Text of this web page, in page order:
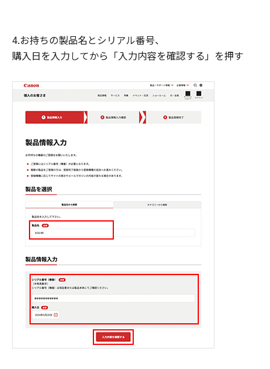
4.お持ちの製品名とシリアル番号、
購入日を入力してから「入力内容を確認する」を押す